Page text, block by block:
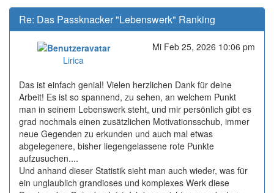
Re: Das Passknacker "Lebenswerk" Ranking
Lirica
Mi Feb 25, 2026 10:06 pm
Das ist einfach genial! Vielen herzlichen Dank für deine
Arbeit! Es ist so spannend, zu sehen, an welchem Punkt
man in seinem Lebenswerk steht, und mir persönlich gibt es
grad nochmals einen zusätzlichen Motivationsschub, immer
neue Gegenden zu erkunden und auch mal etwas
abgelegenere, bisher liegengelassene rote Punkte
aufzusuchen....
Und anhand dieser Statistik sieht man auch wieder, was für
ein unglaublich grandioses und komplexes Werk diese